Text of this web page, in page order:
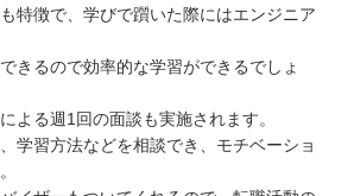
特徴で、学びで躓いた際にはエンジニア
きるので効率的な学習ができるでしょ
よる週1回の面談も実施されます。
学習方法などを相談でき、モチベーショ